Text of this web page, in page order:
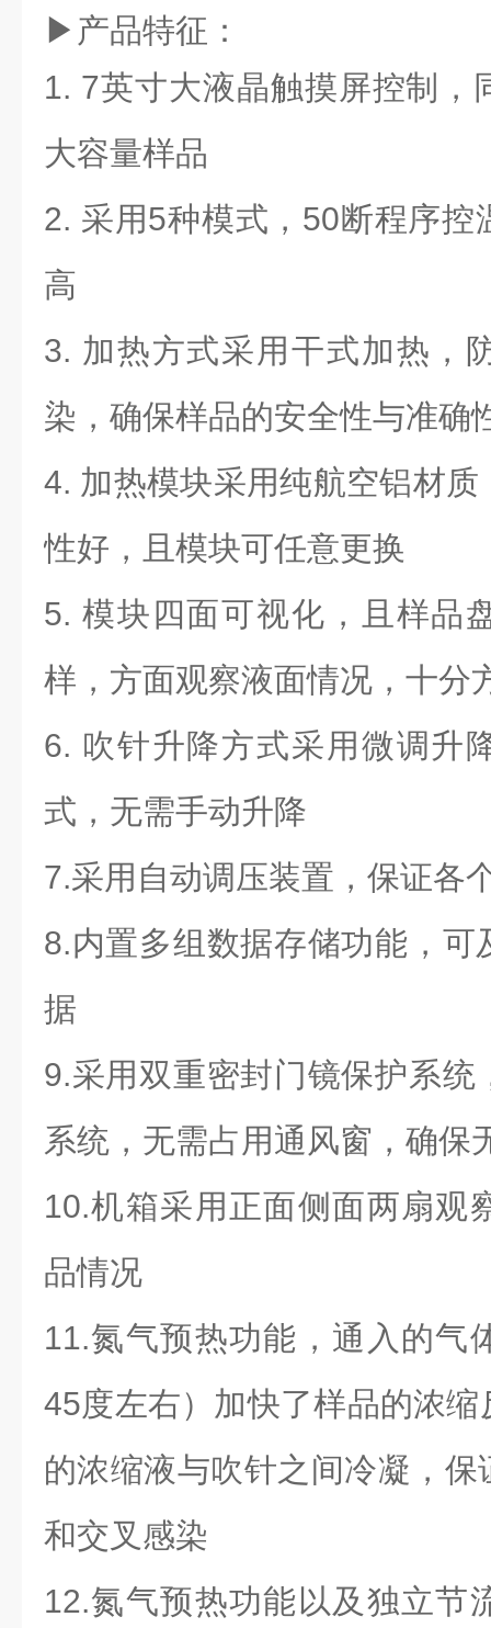
▶产品特征：
1. 7英寸大液晶触摸屏控制，
大容量样品
2. 采用5种模式， 50断程序控
高
3. 加热方式采用干式加热，
染，确保样品的安全性与准确
4. 加热模块采用纯航空铝材
性好，且模块可任意更换
5. 模块四面可视化，且样品
样，方面观察液面情况，十分
6. 吹针升降方式采用微调升
式，无需手动升降
7.采用自动调压装置，保证各
8.内置多组数据存储功能，可
据
9.采用双重密封门镜保护系统
系统，无需占用通风窗，确保
10.机箱采用正面侧面两扇观
品情况
11.氮气预热功能，通入的气
45度左右）加快了样品的浓
的浓缩液与吹针之间冷凝，
和交叉感染
12.氮气预热功能以及独立节